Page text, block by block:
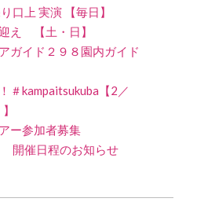
口上 実演 【毎日】
え 【土・日】
ガイド２９８園内ガイド
＃kampaitsukuba【2／
ー参加者募集
開催日程のお知らせ